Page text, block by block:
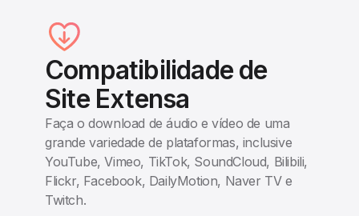
Compatibilidade de
Site Extensa
Faça o download de áudio e vídeo de uma
grande variedade de plataformas, inclusive
YouTube, Vimeo, TikTok, SoundCloud, Bilibili,
Flickr, Facebook, DailyMotion, Naver TV e
Twitch.